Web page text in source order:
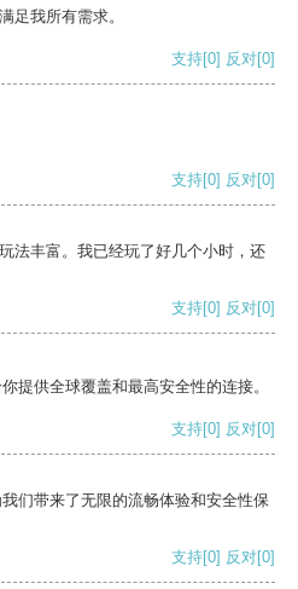
足我所有需求。
支持[0] 反对[0]
支持[0] 反对[0]
法丰富。我已经玩了好几个小时，还
支持[0] 反对[0]
提供全球覆盖和最高安全性的连接。
支持[0] 反对[0]
们带来了无限的流畅体验和安全性保
支持[0] 反对[0]